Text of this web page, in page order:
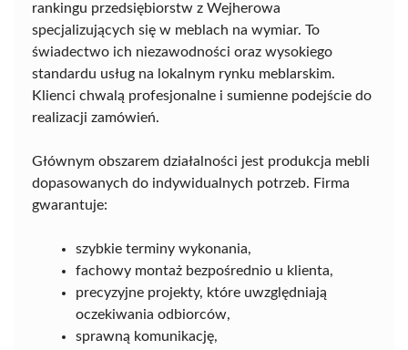
rankingu przedsiębiorstw z Wejherowa
specjalizujących się w meblach na wymiar. To
świadectwo ich niezawodności oraz wysokiego
standardu usług na lokalnym rynku meblarskim.
Klienci chwalą profesjonalne i sumienne podejście do
realizacji zamówień.
Głównym obszarem działalności jest produkcja mebli
dopasowanych do indywidualnych potrzeb. Firma
gwarantuje:
szybkie terminy wykonania,
fachowy montaż bezpośrednio u klienta,
precyzyjne projekty, które uwzględniają
oczekiwania odbiorców,
sprawną komunikację,